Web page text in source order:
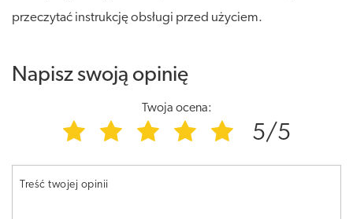
przeczytać instrukcję obsługi przed użyciem.
Napisz swoją opinię
Twoja ocena:
5/5
Treść twojej opinii